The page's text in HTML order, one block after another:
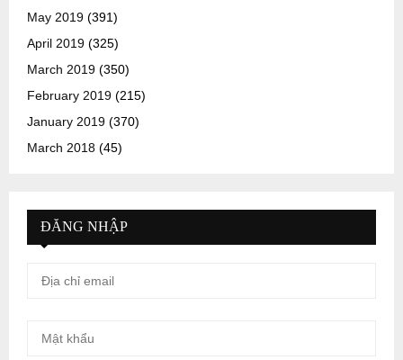
May 2019 (391)
April 2019 (325)
March 2019 (350)
February 2019 (215)
January 2019 (370)
March 2018 (45)
ĐĂNG NHẬP